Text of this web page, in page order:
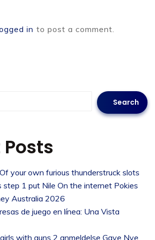
in to post a comment.
Search
your own furious thunderstruck slots
1 put Nile On the internet Pokies
Australia 2026
de juego en línea: Una Vista
with guns 2 anmeldelse Gave Nye